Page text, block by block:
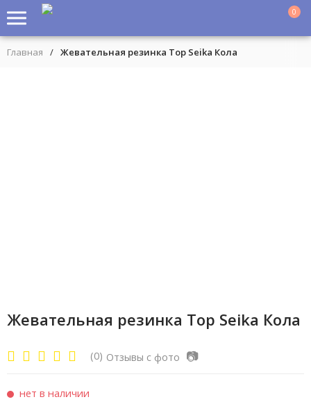
0
Главная / Жевательная резинка Top Seika Кола
Жевательная резинка Top Seika Кола
(0) Отзывы с фото 📷
нет в наличии